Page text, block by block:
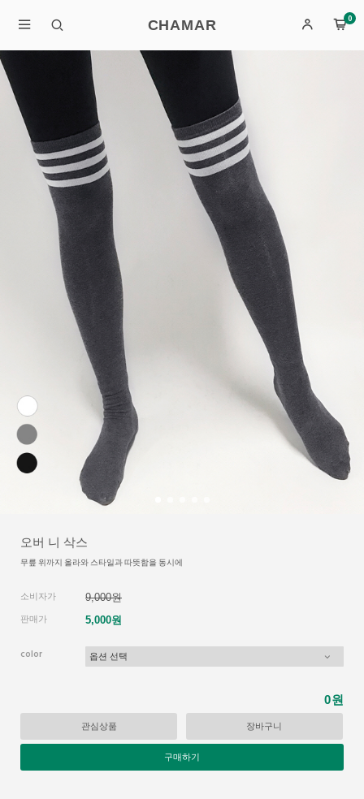
CHAMAR 0
오버 니 삭스
무릎 위까지 올라와 스타일과 따뜻함을 동시에
소비자가
9,000원
판매가
5,000원
color
0원
관심상품 장바구니
구매하기